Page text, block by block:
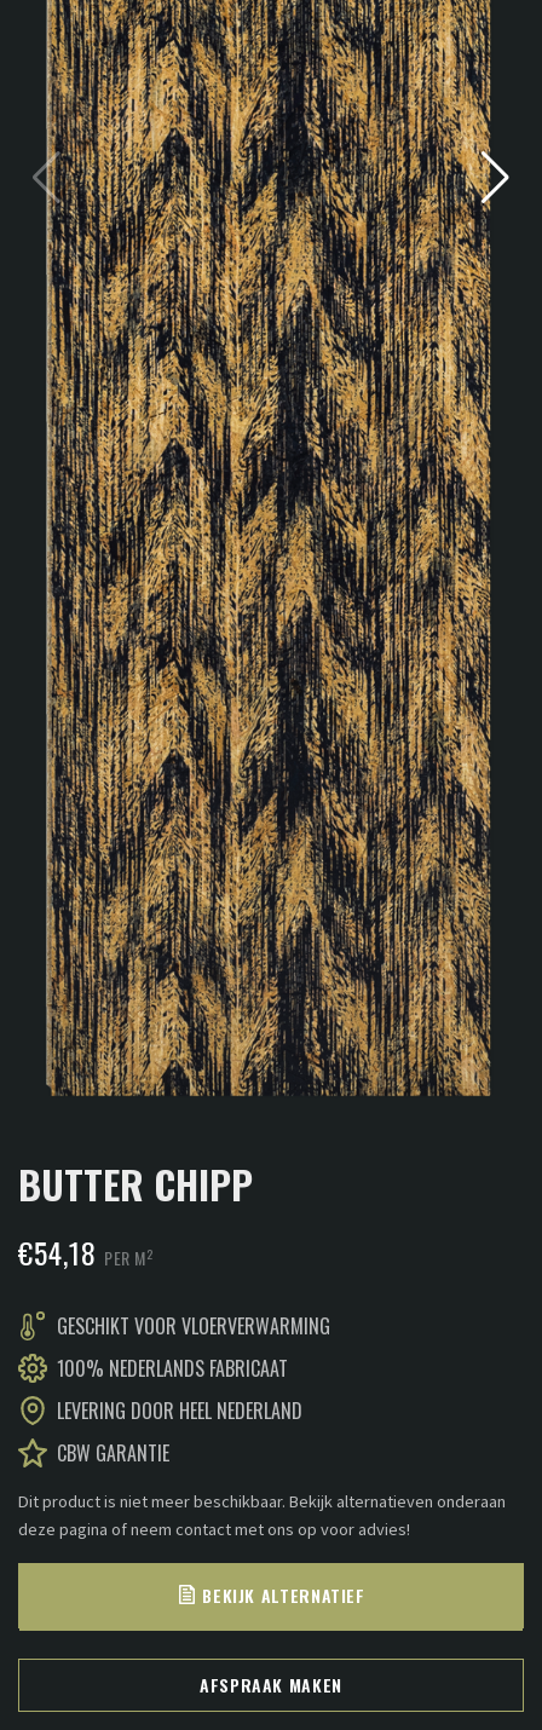
BUTTER CHIPP
€54,18 PER M2
GESCHIKT VOOR VLOERVERWARMING
100% NEDERLANDS FABRICAAT
LEVERING DOOR HEEL NEDERLAND
CBW GARANTIE
Dit product is niet meer beschikbaar. Bekijk alternatieven onderaan
deze pagina of neem contact met ons op voor advies!
BEKIJK ALTERNATIEF
AFSPRAAK MAKEN